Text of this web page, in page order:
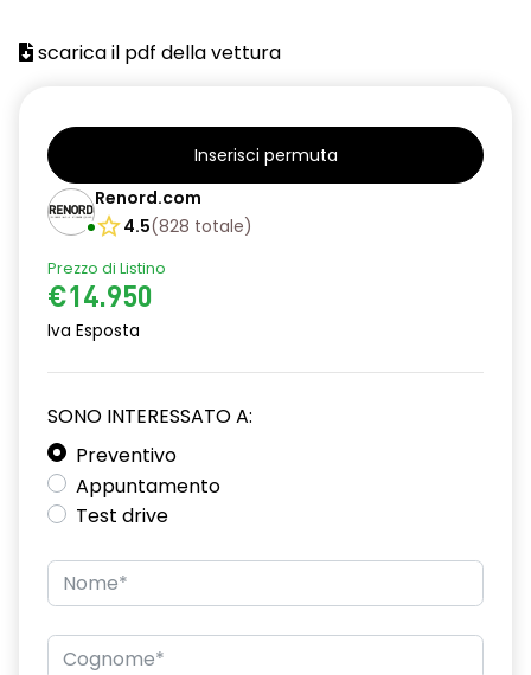
scarica il pdf della vettura
Inserisci permuta
Renord.com
4.5(828 totale)
Prezzo di Listino
€14.950
Iva Esposta
SONO INTERESSATO A:
Preventivo
Appuntamento
Test drive